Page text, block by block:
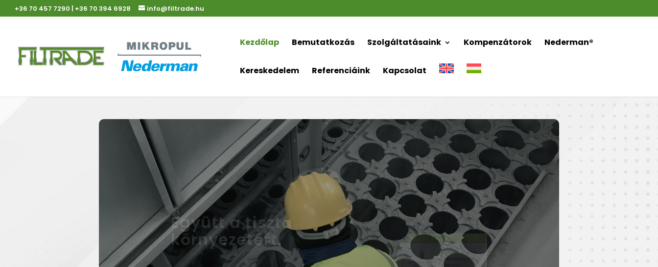
+36 70 457 7290 | +36 70 394 6928 info@filtrade.hu
Kezdőlap Bemutatkozás Szolgáltatásaink Kompenzátorok Nederman®
Kereskedelem Referenciáink Kapcsolat
Együtt a tiszta
környezetért.
Megalakulásunk óta az ipar
szinte minden területéről